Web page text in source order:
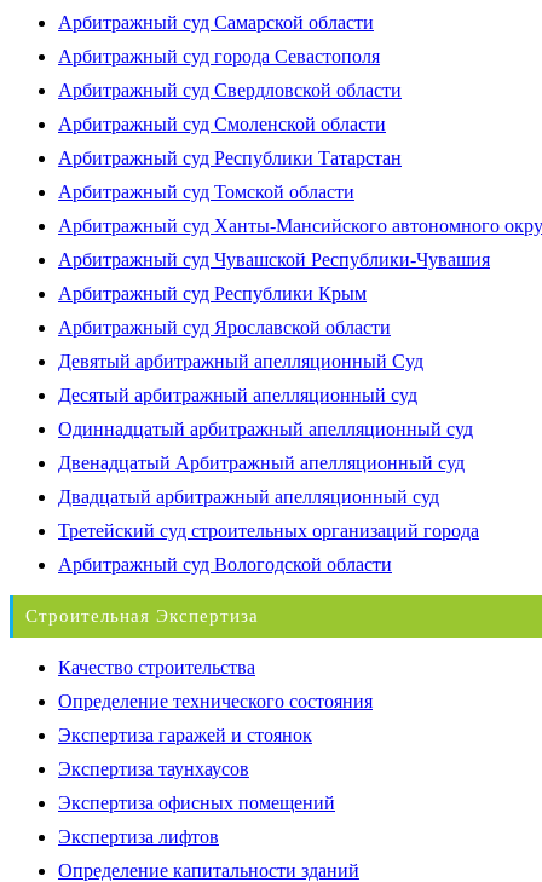
Арбитражный суд Самарской области
Арбитражный суд города Севастополя
Арбитражный суд Свердловской области
Арбитражный суд Смоленской области
Арбитражный суд Республики Татарстан
Арбитражный суд Томской области
Арбитражный суд Ханты-Мансийского автономного
Арбитражный суд Чувашской Республики-Чувашия
Арбитражный суд Республики Крым
Арбитражный суд Ярославской области
Девятый арбитражный апелляционный Суд
Десятый арбитражный апелляционный суд
Одиннадцатый арбитражный апелляционный суд
Двенадцатый Арбитражный апелляционный суд
Двадцатый арбитражный апелляционный суд
Третейский суд строительных организаций города
Арбитражный суд Вологодской области
Строительная Экспертиза
Качество строительства
Определение технического состояния
Экспертиза гаражей и стоянок
Экспертиза таунхаусов
Экспертиза офисных помещений
Экспертиза лифтов
Определение капитальности зданий